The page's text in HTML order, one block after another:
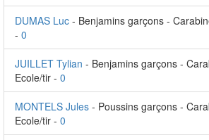
DUMAS Luc - Benjamins garçons -
- 0
JUILLET Tylian - Benjamins garçons -
Ecole/tir - 0
MONTELS Jules - Poussins garçons -
Ecole/tir - 0